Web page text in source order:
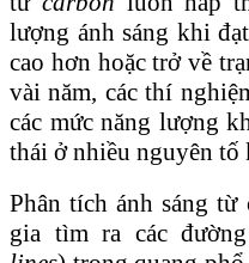
lượng ánh sáng khi
cao hơn hoặc trở về
vài năm, các thí
các mức năng lượng
thái ở nhiều nguyên tố
Phân tích ánh sáng từ
gia tìm ra các